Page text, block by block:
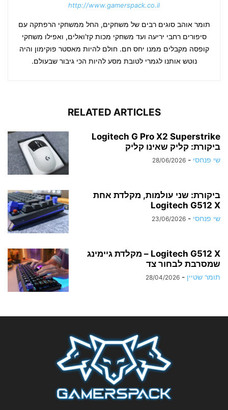
http://www.gamerspack.co.il
תומר אוהב סוגים רבים של משחקים, החל ממשחקי הרפתקה עם
סיפורים רחבי יריעה ועד משחקי מכות קז'ואלים, ואפילו משחקי
קופסה מקבלים ממנו יחס חם. חולם להיות מאסטר פוקימון והיה
נוטש אותנו לגמרי לטובת מסע להיות הכי גיבור שבעולם.
RELATED ARTICLES
Logitech G Pro X2 Superstrike
ביקורת: קליק שאינו קליק
שי פנחסי -
28/06/2026
ביקורת: שני עולמות, מקלדת אחת
Logitech G512 X
שי פנחסי -
23/06/2026
Logitech G512 X – מקלדת גיימינג
שמסרבת לבחור צד
תומר שטיין -
28/04/2026